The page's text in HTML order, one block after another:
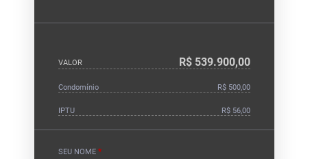
VALOR R$ 539.900,00
Condomínio R$ 500,00
IPTU R$ 56,00
SEU NOME *